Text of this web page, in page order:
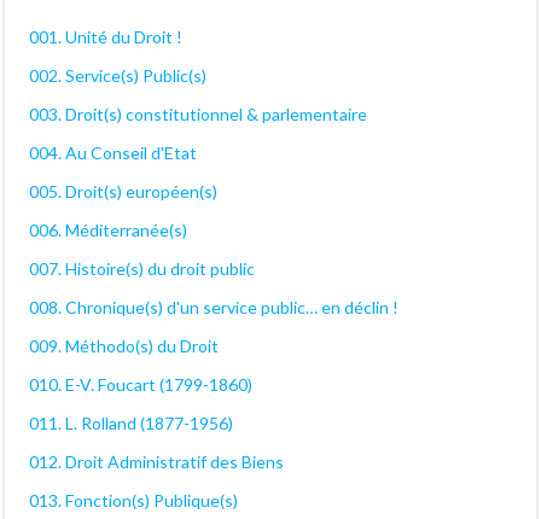
001. Unité du Droit !
002. Service(s) Public(s)
003. Droit(s) constitutionnel & parlementaire
004. Au Conseil d'Etat
005. Droit(s) européen(s)
006. Méditerranée(s)
007. Histoire(s) du droit public
008. Chronique(s) d'un service public… en déclin !
009. Méthodo(s) du Droit
010. E-V. Foucart (1799-1860)
011. L. Rolland (1877-1956)
012. Droit Administratif des Biens
013. Fonction(s) Publique(s)